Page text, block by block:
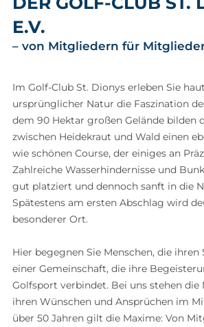
E.V.
– von Mitgliedern für
Im Golf-Club St. Dionys erleben Sie
ursprünglicher Natur die Faszination
dem 90 Hektar großen Gelände bilden
zwischen Heidekraut und Wald einen
wie schönen Course, der einiges an
Zahlreiche Wasserhindernisse und
gut platziert und dennoch sanft in die
Spätestens am ersten Abschlag wird
besonderer Ort.
Hier begegnen Sie Menschen, die ihren
einer Gemeinschaft, die ihre
Golfsport verbindet. Bei uns stehen
ihren Wünschen und Ansprüchen im
über 50 Jahren gilt die Maxime: Von